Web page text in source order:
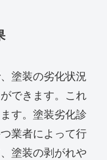
塗装の劣化状況
できます。これ
す。塗装劣化診
業者によって行
塗装の剥がれや